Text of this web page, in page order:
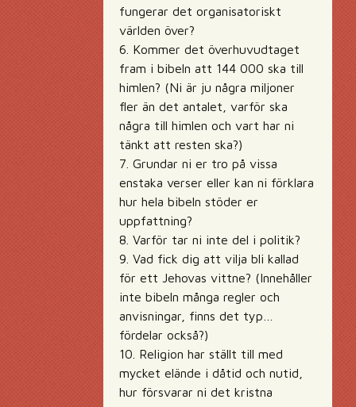
fungerar det organisatoriskt
världen över?
6. Kommer det överhuvudtaget
fram i bibeln att 144 000 ska till
himlen? (Ni är ju några miljoner
fler än det antalet, varför ska
några till himlen och vart har ni
tänkt att resten ska?)
7. Grundar ni er tro på vissa
enstaka verser eller kan ni förklara
hur hela bibeln stöder er
uppfattning?
8. Varför tar ni inte del i politik?
9. Vad fick dig att vilja bli kallad
för ett Jehovas vittne? (Innehåller
inte bibeln många regler och
anvisningar, finns det typ…
fördelar också?)
10. Religion har ställt till med
mycket elände i dåtid och nutid,
hur försvarar ni det kristna